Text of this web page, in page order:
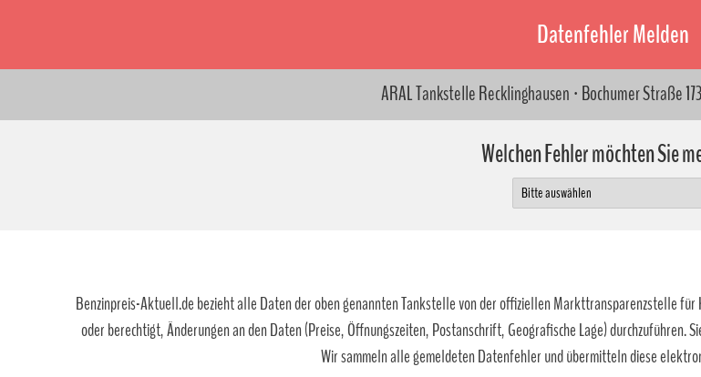
Datenfehler Melden
ARAL Tankstelle Recklinghausen · Bochumer Straße
Welchen Fehler möchten Sie
Benzinpreis-Aktuell.de bezieht alle Daten der oben genannten Tankstelle von der offiziellen Markttransparenzstelle
oder berechtigt, Änderungen an den Daten (Preise, Öffnungszeiten, Postanschrift, Geografische Lage) durchzuführen.
Wir sammeln alle gemeldeten Datenfehler und übermitteln diese